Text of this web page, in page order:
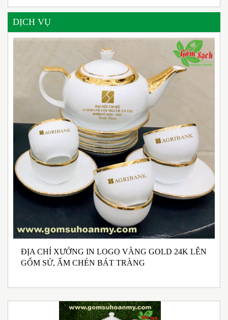
DỊCH VỤ
ĐỊA CHỈ XƯỞNG IN LOGO VÀNG GOLD 24K LÊN
GỐM SỨ, ẤM CHÉN BÁT TRÀNG